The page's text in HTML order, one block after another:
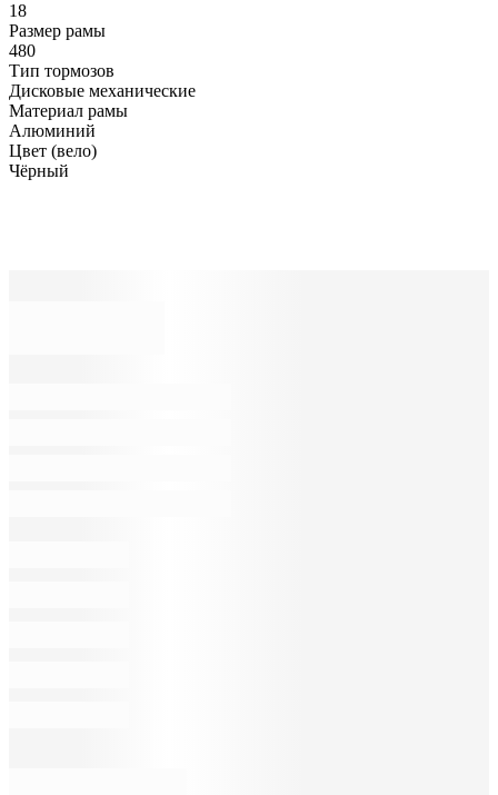
18
Размер рамы
480
Тип тормозов
Дисковые механические
Материал рамы
Алюминий
Цвет (вело)
Чёрный